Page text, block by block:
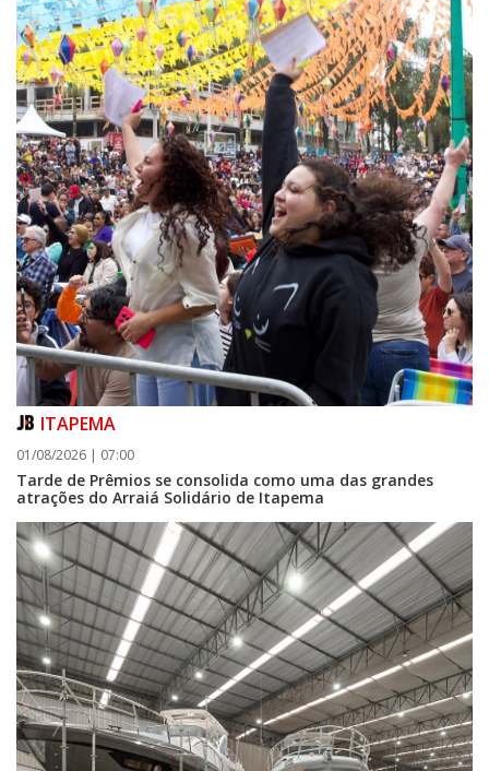
06/08/2026 | 07:00
Inscrições para a exploração da gastronomia do 14º Acampamento
Farroupilha estão abertas
CAMBORIÚ
06/08/2026 | 07:00
Camboriú: exposição de arte transforma o Paço Municipal em um espaço
de cultura
ITAPEMA
01/08/2026 | 07:00
Tarde de Prêmios se consolida como uma das grandes
atrações do Arraiá Solidário de Itapema